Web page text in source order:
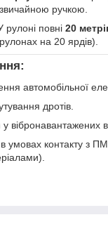
ручкою.
рулоні повні 20
на 20 ярдів).
автомобільної
дротів.
вібронавантажених
в умовах контакту з